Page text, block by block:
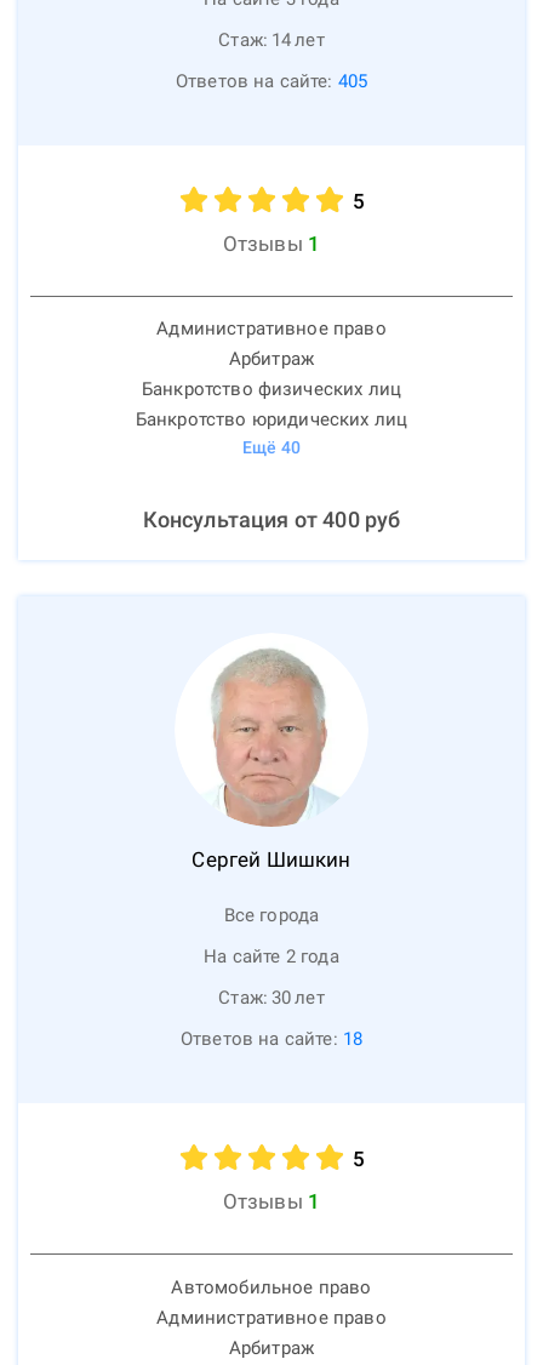
Стаж: 14лет
Ответов на сайте: 405
5
Отзывы 1
Административное право
Арбитраж
Банкротство физических лиц
Банкротство юридических лиц
Ещё 40
Консультация от400руб
Сергей Шишкин
Все города
На сайте 2 года
Стаж: 30лет
Ответов на сайте: 18
5
Отзывы 1
Автомобильное право
Административное право
Арбитраж